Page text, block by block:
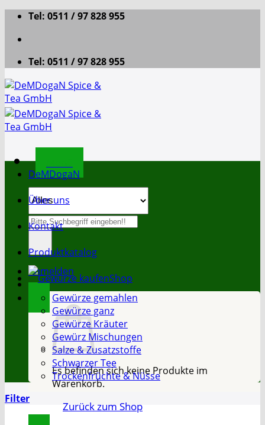
Zum
springen
Tel: 0511 / 97 828 955
Tel: 0511 / 97 828 955
Suche
nach:
Anmelden
Es befinden sich keine Produkte im
Warenkorb.
Zurück zum Shop
DeMDogaN
Über uns
Kontakt
Produktkatalog
Shop
Gewürze gemahlen
Gewürze ganz
Gewürze Kräuter
Gewürz Mischungen
Salze & Zusatzstoffe
Schwarzer Tee
Trockenfrüchte & Nüsse
Filter